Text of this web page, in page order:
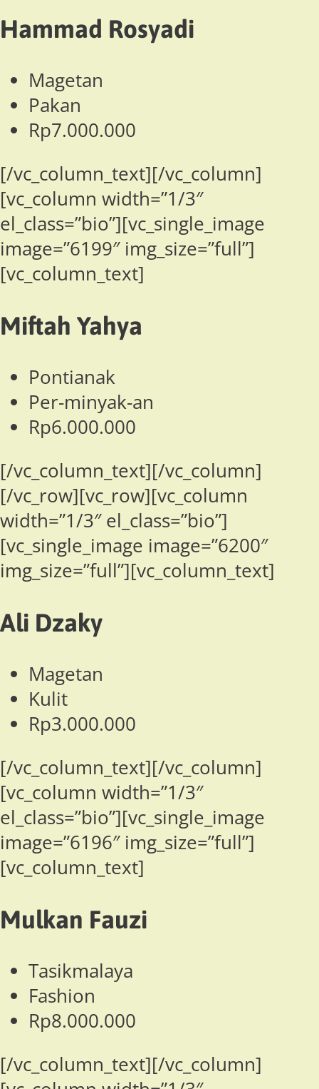
Hammad Rosyadi
Magetan
Pakan
Rp7.000.000
[/vc_column_text][/vc_column]
[vc_column width=”1/3″
el_class=”bio”][vc_single_image
image=”6199″ img_size=”full”]
[vc_column_text]
Miftah Yahya
Pontianak
Per-minyak-an
Rp6.000.000
[/vc_column_text][/vc_column]
[/vc_row][vc_row][vc_column
width=”1/3″ el_class=”bio”]
[vc_single_image image=”6200″
img_size=”full”][vc_column_text]
Ali Dzaky
Magetan
Kulit
Rp3.000.000
[/vc_column_text][/vc_column]
[vc_column width=”1/3″
el_class=”bio”][vc_single_image
image=”6196″ img_size=”full”]
[vc_column_text]
Mulkan Fauzi
Tasikmalaya
Fashion
Rp8.000.000
[/vc_column_text][/vc_column]